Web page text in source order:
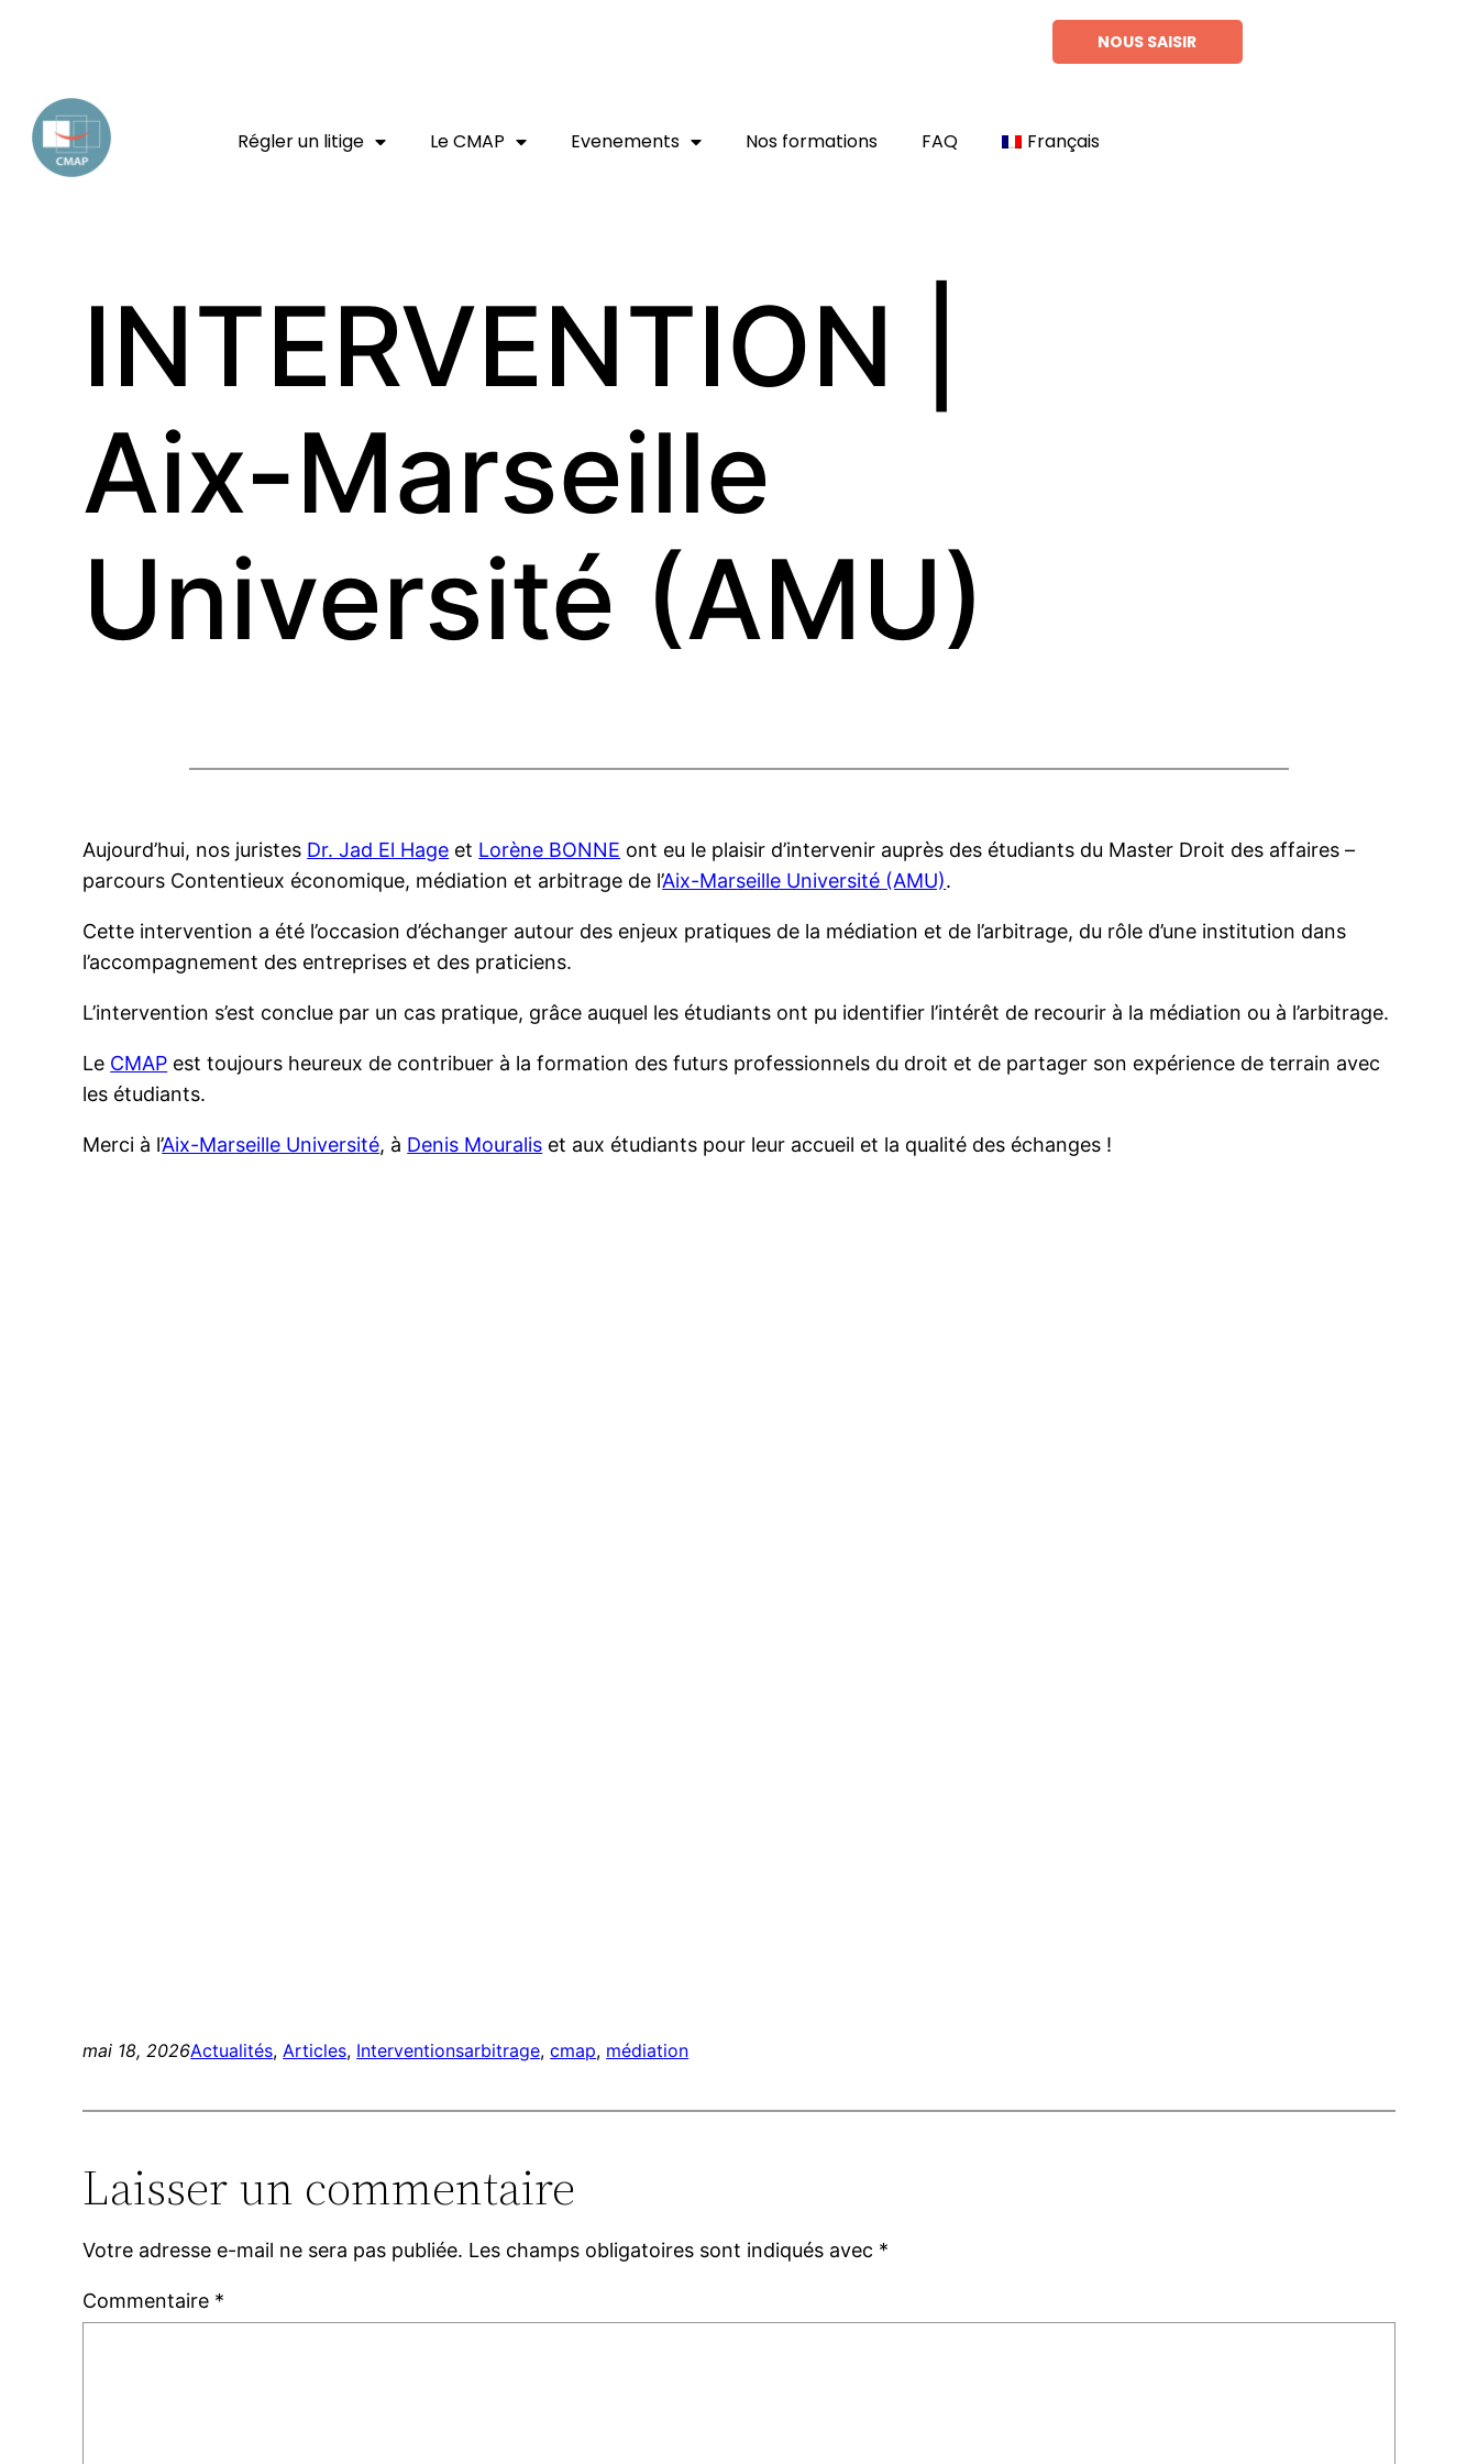
NOUS SAISIR
Régler un litige Le CMAP Evenements Nos formations FAQ Français
INTERVENTION |
Aix-Marseille
Université (AMU)
Aujourd’hui, nos juristes Dr. Jad El Hage et Lorène BONNE ont eu le plaisir d’intervenir auprès des étudiants du Master Droit des affaires –
parcours Contentieux économique, médiation et arbitrage de l’Aix-Marseille Université (AMU).
Cette intervention a été l’occasion d’échanger autour des enjeux pratiques de la médiation et de l’arbitrage, du rôle d’une institution dans
l’accompagnement des entreprises et des praticiens.
L’intervention s’est conclue par un cas pratique, grâce auquel les étudiants ont pu identifier l’intérêt de recourir à la médiation ou à l’arbitrage.
Le CMAP est toujours heureux de contribuer à la formation des futurs professionnels du droit et de partager son expérience de terrain avec
les étudiants.
Merci à l’Aix-Marseille Université, à Denis Mouralis et aux étudiants pour leur accueil et la qualité des échanges !
mai 18, 2026Actualités, Articles, Interventionsarbitrage, cmap, médiation
Laisser un commentaire
Votre adresse e-mail ne sera pas publiée. Les champs obligatoires sont indiqués avec *
Commentaire *